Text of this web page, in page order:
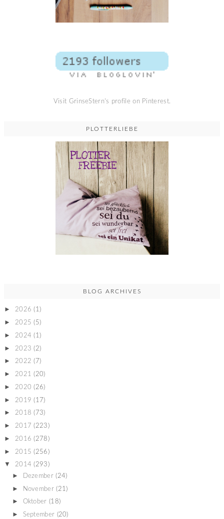
Visit GrinseStern's profile on Pinterest.
PLOTTERLIEBE
BLOG ARCHIVES
► 2026 (1)
► 2025 (5)
► 2024 (1)
► 2023 (2)
► 2022 (7)
► 2021 (20)
► 2020 (26)
► 2019 (17)
► 2018 (73)
► 2017 (223)
► 2016 (278)
► 2015 (256)
▼ 2014 (293)
► Dezember (24)
► November (21)
► Oktober (18)
► September (20)